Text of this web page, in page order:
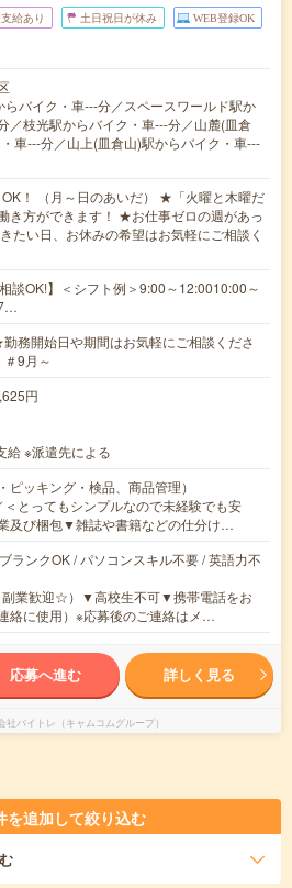
給あり 土日祝日が休み WEB登録OK
らバイク・車---分／スペースワールド駅か
／枝光駅からバイク・車---分／山麓(皿倉
車---分／山上(皿倉山)駅からバイク・車---
！ （月～日のあいだ） ★「火曜と木曜だ
き方ができます！ ★お仕事ゼロの週があっ
たい日、お休みの希望はお気軽にご相談く
談OK!】＜シフト例＞9:00～12:0010:00～
務開始日や期間はお気軽にご相談くださ
9月～
円
給 ※派遣先による
ピッキング・検品、商品管理）
とってもシンプルなので未経験でも安
及び梱包▼雑誌や書籍などの仕分け…
ランクOK / パソコンスキル不要 / 英語力不
業歓迎☆）▼高校生不可▼携帯電話をお
絡に使用）※応募後のご連絡はメ…
応募へ進む 詳しく見る
社バイトレ（キャムコムグループ）
を追加して絞り込む